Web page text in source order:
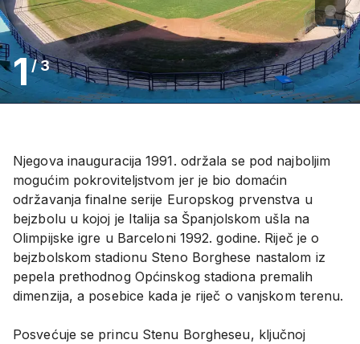
1 /3
Njegova inauguracija 1991. održala se pod najboljim
mogućim pokroviteljstvom jer je bio domaćin
održavanja finalne serije Europskog prvenstva u
bejzbolu u kojoj je Italija sa Španjolskom ušla na
Olimpijske igre u Barceloni 1992. godine. Riječ je o
bejzbolskom stadionu Steno Borghese nastalom iz
pepela prethodnog Općinskog stadiona premalih
dimenzija, a posebice kada je riječ o vanjskom terenu.
Posvećuje se princu Stenu Borgheseu, ključnoj